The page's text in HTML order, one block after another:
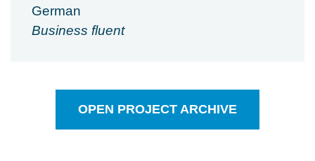
German
Business fluent
OPEN PROJECT ARCHIVE